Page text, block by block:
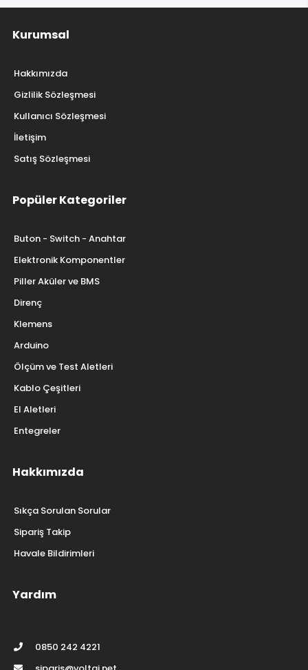
Kurumsal
Hakkımızda
Gizlilik Sözleşmesi
Kullanıcı Sözleşmesi
İletişim
Satış Sözleşmesi
Popüler Kategoriler
Buton - Switch - Anahtar
Elektronik Komponentler
Piller Aküler ve BMS
Direnç
Klemens
Arduino
Ölçüm ve Test Aletleri
Kablo Çeşitleri
El Aletleri
Entegreler
Hakkımızda
Sıkça Sorulan Sorular
Sipariş Takip
Havale Bildirimleri
Yardım
0850 242 4221